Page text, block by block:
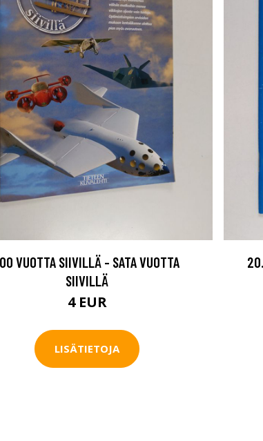
VUOTTA SIIVILLÄ - SATA VUOTTA
SIIVILLÄ
4 EUR
LISÄTIETOJA